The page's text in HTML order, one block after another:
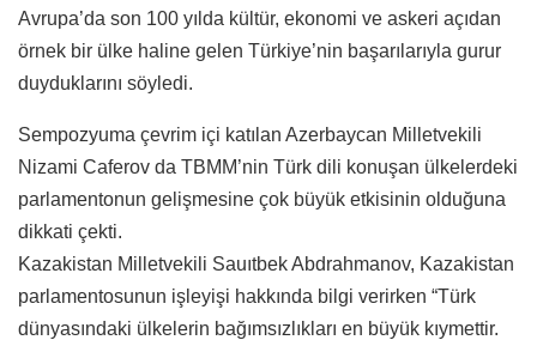
Avrupa’da son 100 yılda kültür, ekonomi ve askeri açıdan
örnek bir ülke haline gelen Türkiye’nin başarılarıyla gurur
duyduklarını söyledi.
Sempozyuma çevrim içi katılan Azerbaycan Milletvekili
Nizami Caferov da TBMM’nin Türk dili konuşan ülkelerdeki
parlamentonun gelişmesine çok büyük etkisinin olduğuna
dikkati çekti.
Kazakistan Milletvekili Sauıtbek Abdrahmanov, Kazakistan
parlamentosunun işleyişi hakkında bilgi verirken “Türk
dünyasındaki ülkelerin bağımsızlıkları en büyük kıymettir.